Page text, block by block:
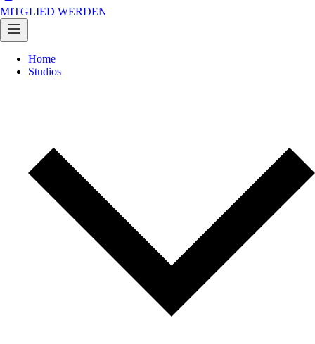
MITGLIED WERDEN
Home
Studios